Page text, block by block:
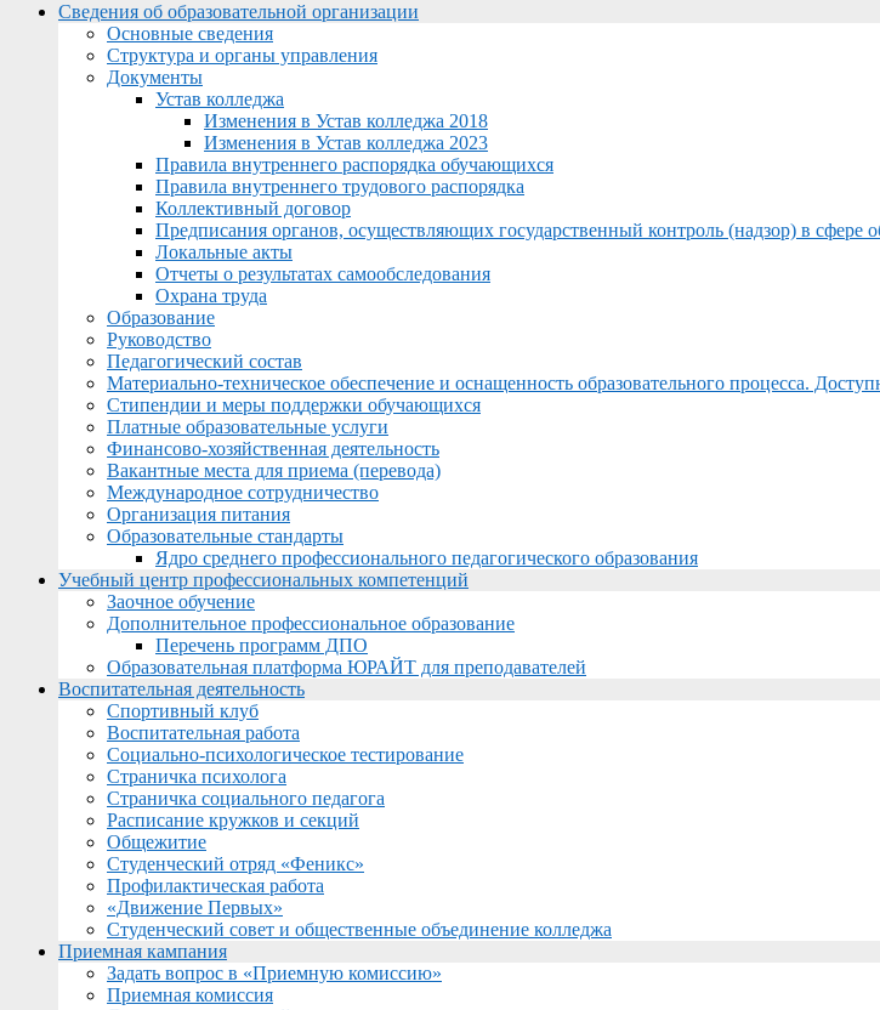
Menu
Сведения об образовательной организации
Основные сведения
Структура и органы управления
Документы
Устав колледжа
Изменения в Устав колледжа 2018
Изменения в Устав колледжа 2023
Правила внутреннего распорядка обучающихся
Правила внутреннего трудового распорядка
Коллективный договор
Предписания органов, осуществляющих государственный контроль (надзор) в
Локальные акты
Отчеты о результатах самообследования
Охрана труда
Образование
Руководство
Педагогический состав
Материально-техническое обеспечение и оснащенность образовательного процесса.
Стипендии и меры поддержки обучающихся
Платные образовательные услуги
Финансово-хозяйственная деятельность
Вакантные места для приема (перевода)
Международное сотрудничество
Организация питания
Образовательные стандарты
Ядро среднего профессионального педагогического образования
Учебный центр профессиональных компетенций
Заочное обучение
Дополнительное профессиональное образование
Перечень программ ДПО
Образовательная платформа ЮРАЙТ для преподавателей
Воспитательная деятельность
Спортивный клуб
Воспитательная работа
Социально-психологическое тестирование
Страничка психолога
Страничка социального педагога
Расписание кружков и секций
Общежитие
Студенческий отряд «Феникс»
Профилактическая работа
«Движение Первых»
Студенческий совет и общественные объединение колледжа
Приемная кампания
Задать вопрос в «Приемную комиссию»
Приемная комиссия